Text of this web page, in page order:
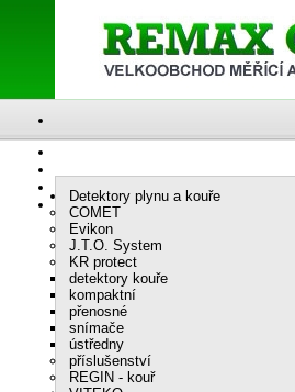
Detektory plynu a kouře
COMET
Evikon
J.T.O. System
KR protect
detektory kouře
kompaktní
přenosné
snímače
ústředny
příslušenství
REGIN - kouř